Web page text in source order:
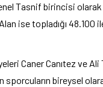
Tasnif birincisi olarak
Alan ise topladığı
Caner Canıtez ve
bireysel